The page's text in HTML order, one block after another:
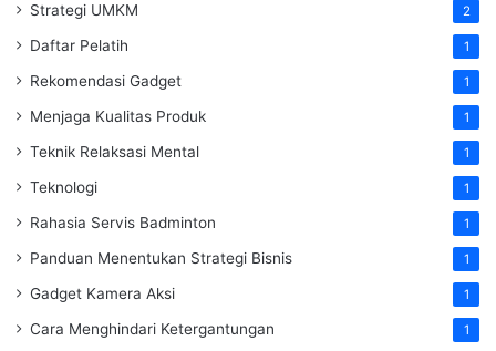
Strategi UMKM 2
Daftar Pelatih 1
Rekomendasi Gadget 1
Menjaga Kualitas Produk 1
Teknik Relaksasi Mental 1
Teknologi 1
Rahasia Servis Badminton 1
Panduan Menentukan Strategi Bisnis 1
Gadget Kamera Aksi 1
Cara Menghindari Ketergantungan 1